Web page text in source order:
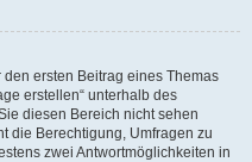
ersten Beitrag eines Themas
erstellen“ unterhalb des
diesen Bereich nicht sehen
die Berechtigung, Umfragen zu
zwei Antwortmöglichkeiten in